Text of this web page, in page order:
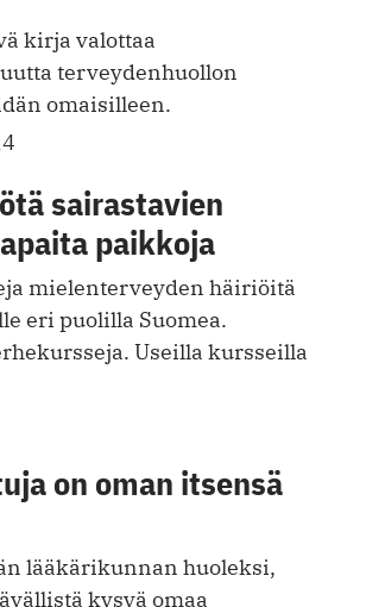
kirja valottaa
terveydenhuollon
omaisilleen.
sairastavien
paikkoja
mielenterveyden häiriöitä
eri puolilla Suomea.
Useilla kursseilla
on oman itsensä
lääkärikunnan huoleksi,
kysyä omaa